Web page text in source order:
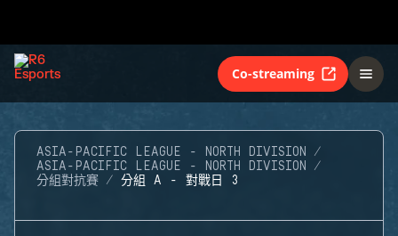
Co-streaming
ASIA-PACIFIC LEAGUE - NORTH DIVISION
ASIA-PACIFIC LEAGUE - NORTH DIVISION
分組對抗賽
分組 A - 對戰日 3